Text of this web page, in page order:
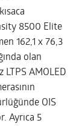
8500 Elite
162,1 x 76,3
olan
AMOLED
OIS
Ayrıca 5